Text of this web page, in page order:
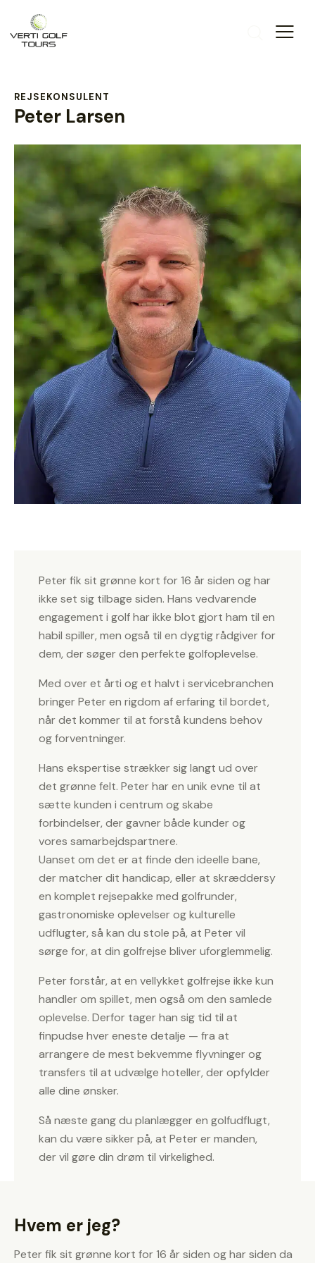
REJSEKONSULENT
Peter Larsen
Peter fik sit grønne kort for 16 år siden og har
ikke set sig tilbage siden. Hans vedvarende
engagement i golf har ikke blot gjort ham til en
habil spiller, men også til en dygtig rådgiver for
dem, der søger den perfekte golfoplevelse.
Med over et årti og et halvt i servicebranchen
bringer Peter en rigdom af erfaring til bordet,
når det kommer til at forstå kundens behov
og forventninger.
Hans ekspertise strækker sig langt ud over
det grønne felt. Peter har en unik evne til at
sætte kunden i centrum og skabe
forbindelser, der gavner både kunder og
vores samarbejdspartnere.
Uanset om det er at finde den ideelle bane,
der matcher dit handicap, eller at skræddersy
en komplet rejsepakke med golfrunder,
gastronomiske oplevelser og kulturelle
udflugter, så kan du stole på, at Peter vil
sørge for, at din golfrejse bliver uforglemmelig.
Peter forstår, at en vellykket golfrejse ikke kun
handler om spillet, men også om den samlede
oplevelse. Derfor tager han sig tid til at
finpudse hver eneste detalje — fra at
arrangere de mest bekvemme flyvninger og
transfers til at udvælge hoteller, der opfylder
alle dine ønsker.
Så næste gang du planlægger en golfudflugt,
kan du være sikker på, at Peter er manden,
der vil gøre din drøm til virkelighed.
Hvem er jeg?
Peter fik sit grønne kort for 16 år siden og har siden da